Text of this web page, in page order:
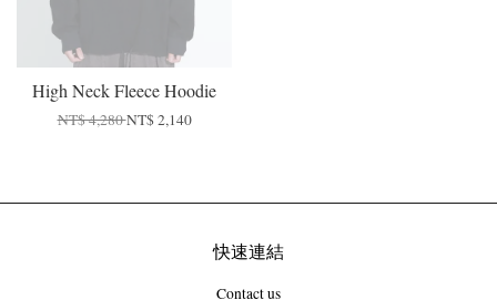
High Neck Fleece Hoodie
NT$ 4,280NT$ 2,140
快速連結
Contact us